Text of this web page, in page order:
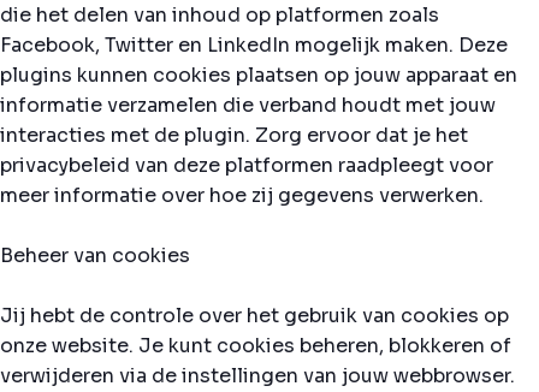
die het delen van inhoud op platformen zoals
Facebook, Twitter en LinkedIn mogelijk maken. Deze
plugins kunnen cookies plaatsen op jouw apparaat en
informatie verzamelen die verband houdt met jouw
interacties met de plugin. Zorg ervoor dat je het
privacybeleid van deze platformen raadpleegt voor
meer informatie over hoe zij gegevens verwerken.
Beheer van cookies
Jij hebt de controle over het gebruik van cookies op
onze website. Je kunt cookies beheren, blokkeren of
verwijderen via de instellingen van jouw webbrowser.